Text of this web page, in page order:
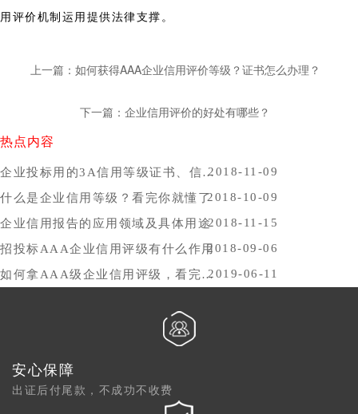
用评价机制运用提供法律支撑。
上一篇：如何获得AAA企业信用评价等级？证书怎么办理？
下一篇：企业信用评价的好处有哪些？
热点内容
企业投标用的3A信用等级证书、信用报告办理时间，哪里办比较好？2018-11-09
什么是企业信用等级？看完你就懂了2018-10-09
企业信用报告的应用领域及具体用途2018-11-15
招投标AAA企业信用评级有什么作用2018-09-06
如何拿AAA级企业信用评级，看完你就懂了2019-06-11
安心保障
出证后付尾款，不成功不收费